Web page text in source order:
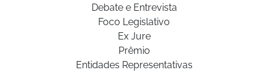
Debate e Entrevista
Foco Legislativo
Ex Jure
Prêmio
Entidades Representativas